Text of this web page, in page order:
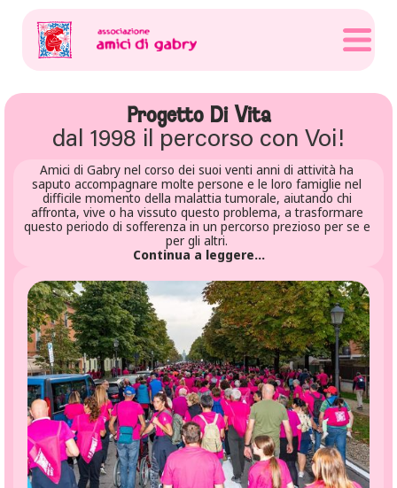
Progetto Di Vita
dal 1998 il percorso con Voi!
Amici di Gabry nel corso dei suoi venti anni di attività ha
saputo accompagnare molte persone e le loro famiglie nel
difficile momento della malattia tumorale, aiutando chi
affronta, vive o ha vissuto questo problema, a trasformare
questo periodo di sofferenza in un percorso prezioso per se e
per gli altri.
Continua a leggere...